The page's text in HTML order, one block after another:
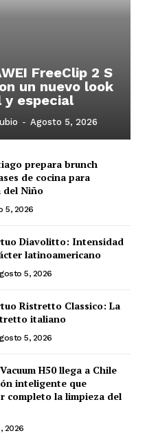
FreeClip 2 S
un nuevo look
y especial
- Agosto 5, 2026
prepara brunch
de cocina para
del Niño
5, 2026
Diavolitto: Intensidad
latinoamericano
5, 2026
Ristretto Classico: La
italiano
5, 2026
H50 llega a Chile
inteligente que
completo la limpieza del
2026